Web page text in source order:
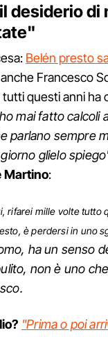
desiderio
Belén presto
Francesco
questi anni ha
mai fatto calcoli
parlano sempre
glielo
Martino:
rifarei mille volte tutto
è perdersi in uno
ha un senso
non è uno
"Prima o poi